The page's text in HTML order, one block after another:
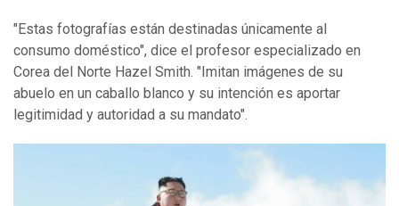
"Estas fotografías están destinadas únicamente al
consumo doméstico", dice el profesor especializado en
Corea del Norte Hazel Smith. "Imitan imágenes de su
abuelo en un caballo blanco y su intención es aportar
legitimidad y autoridad a su mandato".